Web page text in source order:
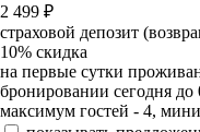
2 499 ₽
страховой депозит
10% скидка
на первые сутки
бронировании сегодня до
максимум гостей - 4,